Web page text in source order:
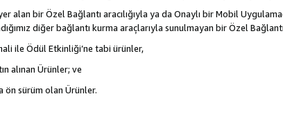
alan bir Özel Bağlantı aracılığıyla ya da Onaylı bir Mobil
diğer bağlantı kurma araçlarıyla sunulmayan bir Özel
ile Ödül Etkinliği’ne tabi ürünler,
alınan Ürünler; ve
ön sürüm olan Ürünler.